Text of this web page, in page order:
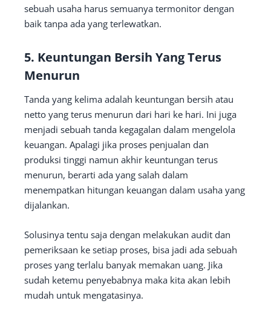
sebuah usaha harus semuanya termonitor dengan
baik tanpa ada yang terlewatkan.
5. Keuntungan Bersih Yang Terus
Menurun
Tanda yang kelima adalah keuntungan bersih atau
netto yang terus menurun dari hari ke hari. Ini juga
menjadi sebuah tanda kegagalan dalam mengelola
keuangan. Apalagi jika proses penjualan dan
produksi tinggi namun akhir keuntungan terus
menurun, berarti ada yang salah dalam
menempatkan hitungan keuangan dalam usaha yang
dijalankan.
Solusinya tentu saja dengan melakukan audit dan
pemeriksaan ke setiap proses, bisa jadi ada sebuah
proses yang terlalu banyak memakan uang. Jika
sudah ketemu penyebabnya maka kita akan lebih
mudah untuk mengatasinya.